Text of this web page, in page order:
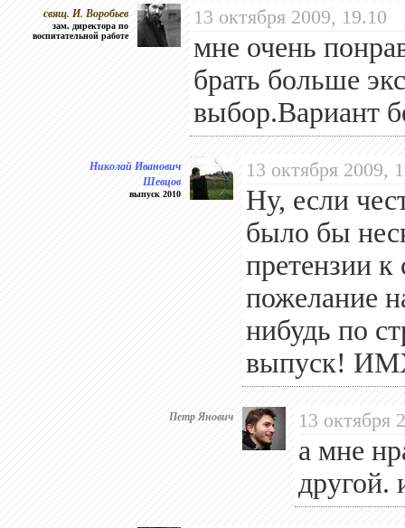
свящ. И. Воробьев
зам. директора по
воспитательной работе
13 октября 2009, 19.10
мне очень
брать больше
выбор.Вариант
Николай Иванович
Шевцов
выпуск 2010
13 октября 2009,
Ну, если
было бы
претензии к
пожелание
нибудь по
выпуск!
Петр Янович 13 октября
а мне
другой.